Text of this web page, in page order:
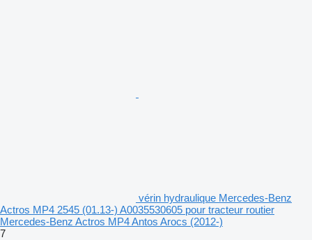
vérin hydraulique Mercedes-Benz
Actros MP4 2545 (01.13-) A0035530605 pour tracteur routier
Mercedes-Benz Actros MP4 Antos Arocs (2012-)
7